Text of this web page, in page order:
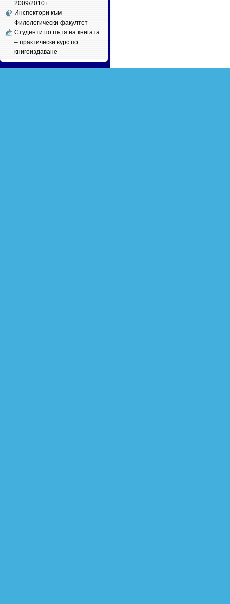
2009/2010 г.
Инспектори към
Филологически факултет
Студенти по пътя на книгата
– практически курс по
книгоиздаване